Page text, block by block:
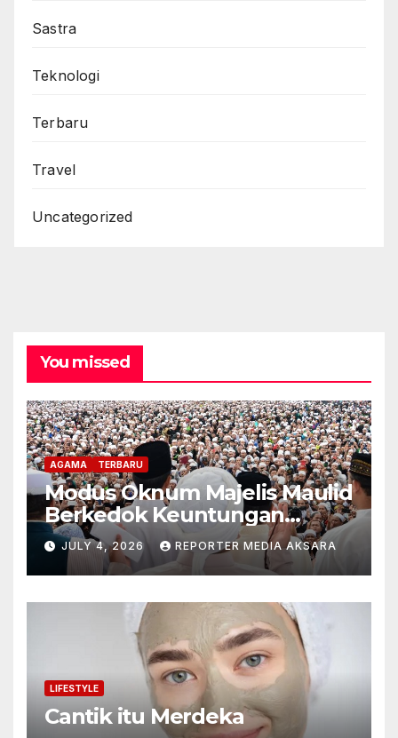
Sastra
Teknologi
Terbaru
Travel
Uncategorized
You missed
AGAMA TERBARU
Modus Oknum Majelis Maulid
Berkedok Keuntungan
Pribadi
JULY 4, 2026 REPORTER MEDIA AKSARA
LIFESTYLE
Cantik itu Merdeka